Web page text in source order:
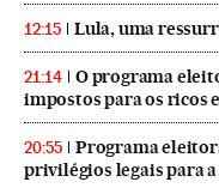
12:15 Lula, uma
21:14
O programa
impostos para os ricos
20:55
Programa
privilégios legais para